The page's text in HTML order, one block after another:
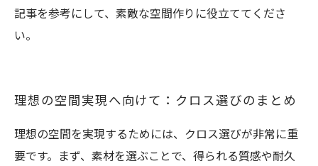
記事を参考にして、素敵な空間作りに役立ててくださ
い。
理想の空間実現へ向けて：クロス選びのまとめ
理想の空間を実現するためには、クロス選びが非常に重
要です。まず、素材を選ぶことで、得られる質感や耐久